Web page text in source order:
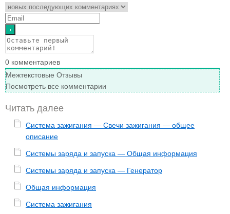
0 комментариев
Межтекстовые Отзывы
Посмотреть все комментарии
Читать далее
Система зажигания — Свечи зажигания — общее
описание
Системы заряда и запуска — Общая информация
Системы заряда и запуска — Генератор
Общая информация
Система зажигания